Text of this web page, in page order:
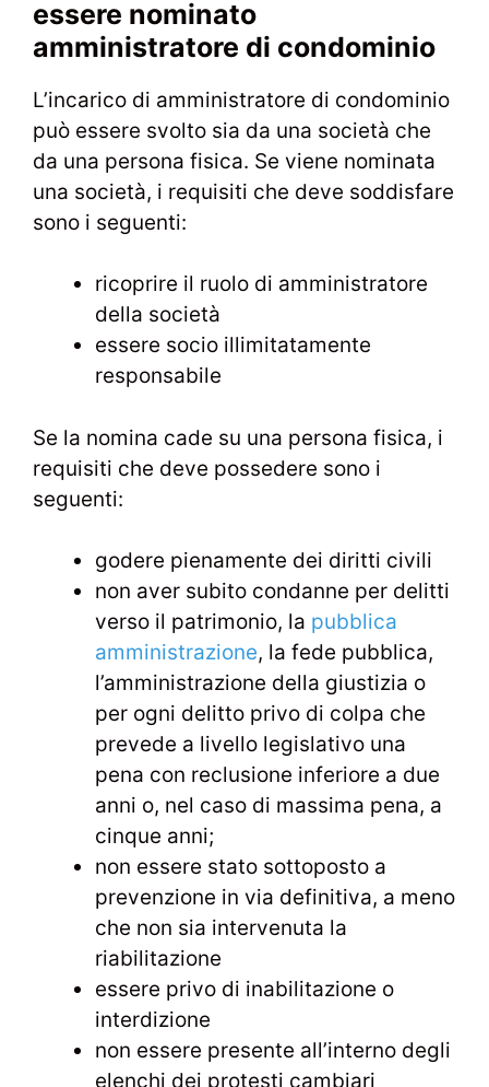
essere nominato
amministratore di condominio
L’incarico di amministratore di condominio
può essere svolto sia da una società che
da una persona fisica. Se viene nominata
una società, i requisiti che deve soddisfare
sono i seguenti:
ricoprire il ruolo di amministratore
della società
essere socio illimitatamente
responsabile
Se la nomina cade su una persona fisica, i
requisiti che deve possedere sono i
seguenti:
godere pienamente dei diritti civili
non aver subito condanne per delitti
verso il patrimonio, la pubblica
amministrazione, la fede pubblica,
l’amministrazione della giustizia o
per ogni delitto privo di colpa che
prevede a livello legislativo una
pena con reclusione inferiore a due
anni o, nel caso di massima pena, a
cinque anni;
non essere stato sottoposto a
prevenzione in via definitiva, a meno
che non sia intervenuta la
riabilitazione
essere privo di inabilitazione o
interdizione
non essere presente all’interno degli
elenchi dei protesti cambiari